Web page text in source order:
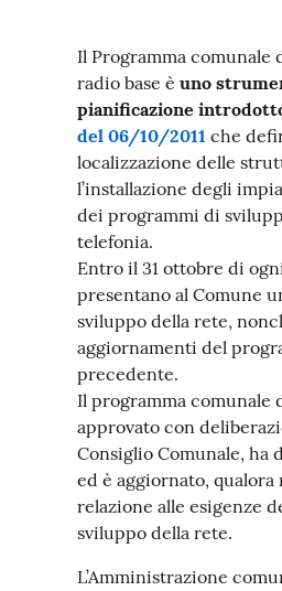
Il Programma comunale
radio base è uno
pianificazione
del 06/10/2011 che
localizzazione delle
l’installazione degli
dei programmi di
telefonia.
Entro il 31 ottobre di
presentano al Comune
sviluppo della rete,
aggiornamenti del
precedente.
Il programma comunale
approvato con
Consiglio Comunale, ha
ed è aggiornato, qualora
relazione alle esigenze
sviluppo della rete.
L’Amministrazione